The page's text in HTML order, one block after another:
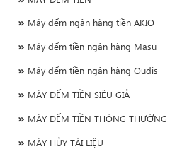
Máy đếm ngân hàng tiền AKIO
Máy đếm tiền ngân hàng Masu
Máy đếm tiền ngân hàng Oudis
MÁY ĐẾM TIỀN SIÊU GIẢ
MÁY ĐẾM TIỀN THÔNG THƯỜNG
MÁY HỦY TÀI LIỆU